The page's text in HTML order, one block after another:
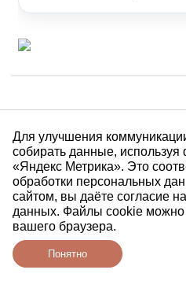
Для улучшения
собирать данные,
«Яндекс Метрика». Это
обработки персональных
сайтом, вы даёте согласие
данных. Файлы cookie можно
вашего браузера.
Понятно